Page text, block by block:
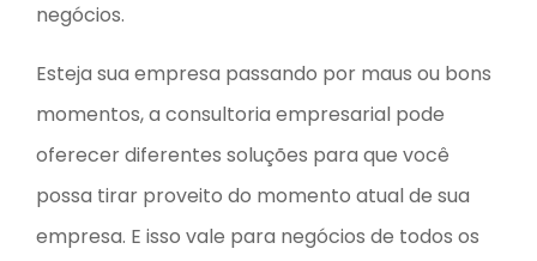
negócios.
Esteja sua empresa passando por maus ou bons
momentos, a consultoria empresarial pode
oferecer diferentes soluções para que você
possa tirar proveito do momento atual de sua
empresa. E isso vale para negócios de todos os